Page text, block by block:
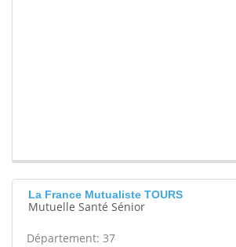
La France Mutualiste TOURS
Mutuelle Santé Sénior
Département: 37